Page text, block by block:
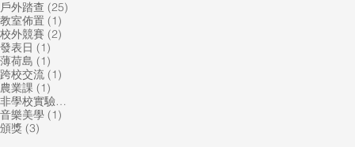
戶外踏查 (25)
教室佈置 (1)
校外競賽 (2)
發表日 (1)
薄荷島 (1)
跨校交流 (1)
農業課 (1)
非學校實驗教育機構
音樂美學 (1)
頒獎 (3)